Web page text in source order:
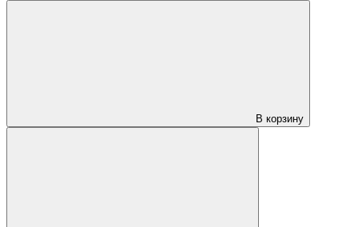
В корзину